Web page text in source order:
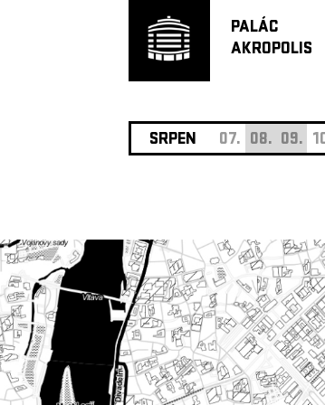
PALÁC
AKROPOLIS
SRPEN 07. 08. 09.